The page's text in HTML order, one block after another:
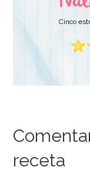
Cinco
receta